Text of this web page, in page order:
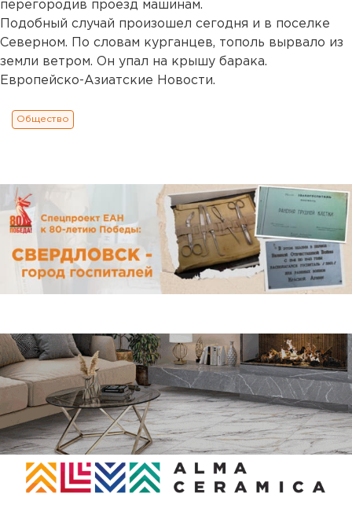
перегородив проезд машинам.
Подобный случай произошел сегодня и в поселке
Северном. По словам курганцев, тополь вырвало из
земли ветром. Он упал на крышу барака.
Европейско-Азиатские Новости.
Общество